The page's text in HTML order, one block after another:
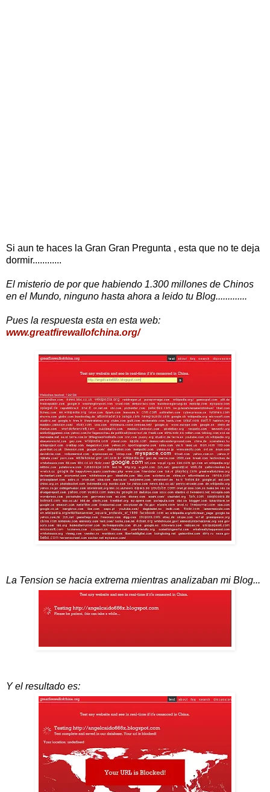
Si aun te haces la Gran Gran Pregunta , esta que no te deja
dormir............
El misterio de por que habiendo 1.300 millones de Chinos
en el Mundo, ninguno hasta ahora a leido tu Blog.............
Pues la respuesta esta en esta web:
www.greatfirewallofchina.org/
La Tension se hacia extrema mientras analizaban mi Blog...
Y el resultado es: